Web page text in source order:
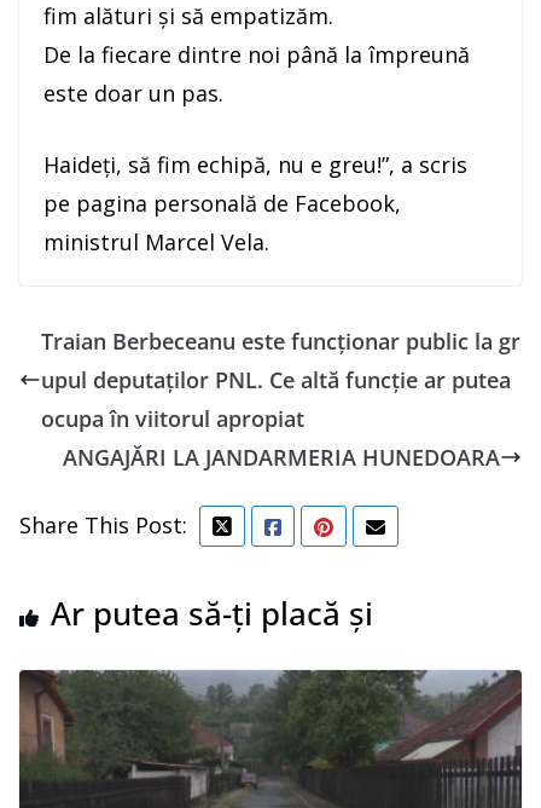
fim alături și să empatizăm.
De la fiecare dintre noi până la împreună
este doar un pas.
Haideți, să fim echipă, nu e greu!”, a scris
pe pagina personală de Facebook,
ministrul Marcel Vela.
Traian Berbeceanu este funcționar public la gr
upul deputaților PNL. Ce altă funcție ar putea
ocupa în viitorul apropiat
ANGAJĂRI LA JANDARMERIA HUNEDOARA
Share This Post:
Ar putea să-ți placă și